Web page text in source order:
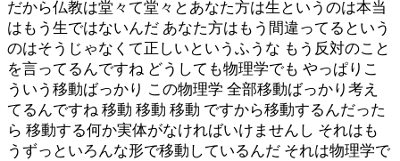
だから仏教は堂々て堂々とあなた方は生というのは本当
はもう生ではないんだ あなた方はもう間違ってるという
のはそうじゃなくて正しいというふうな もう反対のこと
を言ってるんですね どうしても物理学でも やっぱりこ
ういう移動ばっかり この物理学 全部移動ばっかり考え
てるんですね 移動 移動 移動 ですから移動するんだった
ら 移動する何か実体がなければいけませんし それはも
うずっといろんな形で移動しているんだ それは物理学で